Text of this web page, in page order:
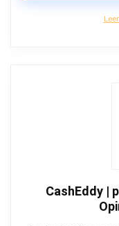
CashEddy |